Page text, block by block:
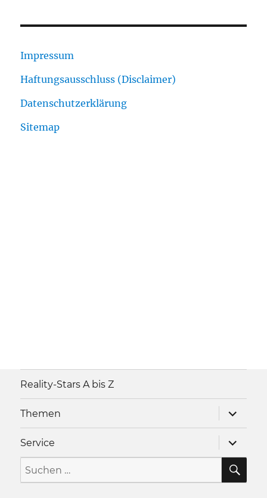
Impressum
Haftungsausschluss (Disclaimer)
Datenschutzerklärung
Sitemap
Reality-Stars A bis Z
Themen
anzeigen
Service
anzeigen
Suche
nach: